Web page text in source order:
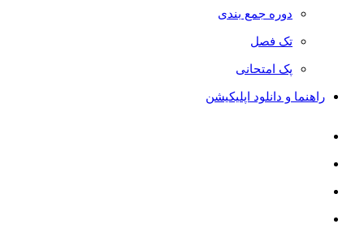
دوره جمع بندی
تک فصل
پک امتحانی
راهنما و دانلود اپلیکیشن